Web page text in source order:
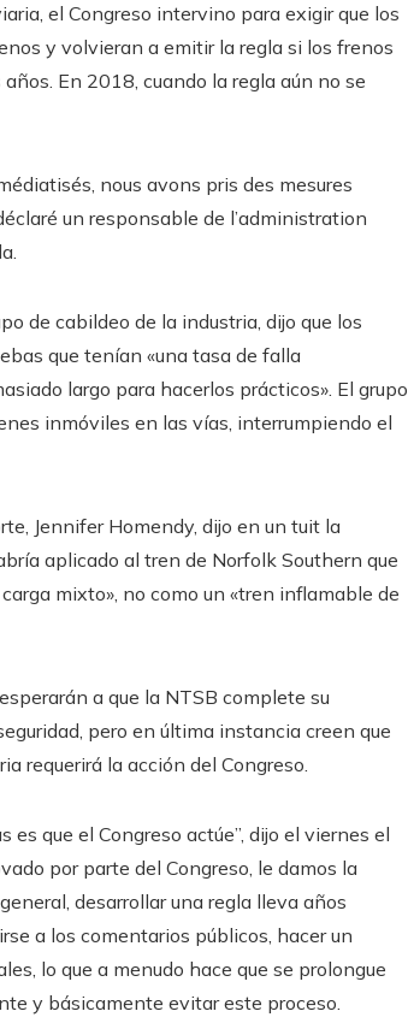
el Congreso intervino para exigir que los
y volvieran a emitir la regla si los frenos
En 2018, cuando la regla aún no se
nous avons pris des mesures
un responsable de l’administration
de cabildeo de la industria, dijo que los
que tenían «una tasa de falla
largo para hacerlos prácticos». El grupo
inmóviles en las vías, interrumpiendo el
Jennifer Homendy, dijo en un tuit la
aplicado al tren de Norfolk Southern que
mixto», no como un «tren inflamable de
a que la NTSB complete su
pero en última instancia creen que
requerirá la acción del Congreso.
que el Congreso actúe”, dijo el viernes el
por parte del Congreso, le damos la
desarrollar una regla lleva años
a los comentarios públicos, hacer un
lo que a menudo hace que se prolongue
y básicamente evitar este proceso.